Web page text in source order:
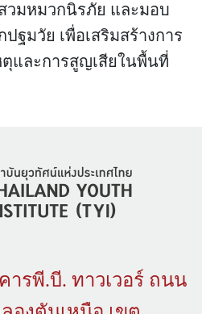
วมหมวกนิรภัย และมอบ
ฐมวัย เพื่อเสริมสร้างการ
และการสูญเสียในพื้นที่
ารพี.บี. ทาวเวอร์ ถนน